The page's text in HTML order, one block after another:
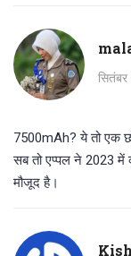
7500mAh? ये तो एक
सब तो एप्पल ने 2023 में
मौजूद है।